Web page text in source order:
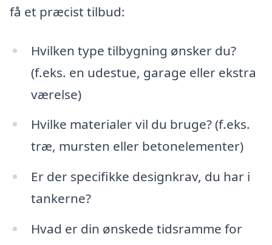
få et præcist tilbud:
Hvilken type tilbygning ønsker du?
(f.eks. en udestue, garage eller ekstra
værelse)
Hvilke materialer vil du bruge? (f.eks.
træ, mursten eller betonelementer)
Er der specifikke designkrav, du har i
tankerne?
Hvad er din ønskede tidsramme for